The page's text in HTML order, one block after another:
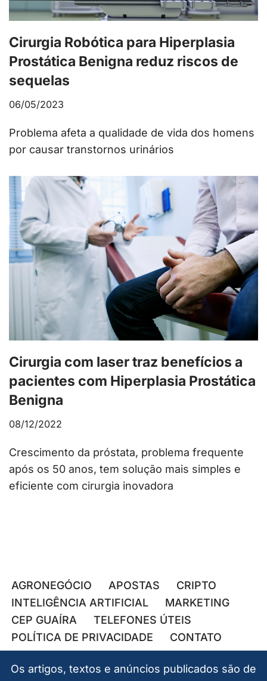
Cirurgia Robótica para Hiperplasia
Prostática Benigna reduz riscos de
sequelas
06/05/2023
Problema afeta a qualidade de vida dos homens
por causar transtornos urinários
Cirurgia com laser traz benefícios a
pacientes com Hiperplasia Prostática
Benigna
08/12/2022
Crescimento da próstata, problema frequente
após os 50 anos, tem solução mais simples e
eficiente com cirurgia inovadora
AGRONEGÓCIO APOSTAS
CRIPTO
INTELIGÊNCIA ARTIFICIAL
MARKETING
CEP GUAÍRA
TELEFONES ÚTEIS
POLÍTICA DE PRIVACIDADE
CONTATO
Os artigos, textos e anúncios publicados são de